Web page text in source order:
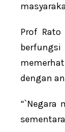
Prof
dengan
“`Negara